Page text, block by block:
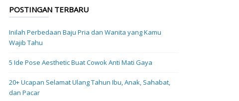
POSTINGAN TERBARU
Inilah Perbedaan Baju Pria dan Wanita yang Kamu
Wajib Tahu
5 Ide Pose Aesthetic Buat Cowok Anti Mati Gaya
20+ Ucapan Selamat Ulang Tahun Ibu, Anak, Sahabat,
dan Pacar